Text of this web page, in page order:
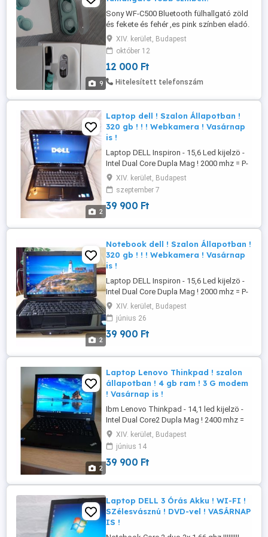
9
Sony WF-C500 Bluetooth fülhallgató zöld
és fekete és fehér ,es pink színben eladó.
Usb kábellel, leírással, dobozában.
12ezer,de alkuképes.
XIV. kerület, Budapest
október 12
12 000 Ft
Hitelesített telefonszám
2
Laptop dell ! Szalon Állapotban !
320 gb ! ! ! Webkamera ! Vasárnap
is !
Laptop DELL Inspiron - 15,6 Led kijelzö -
Intel Dual Core Dupla Mag ! 2000 mhz = P-
4, 6 ghz ! Webkamera ! - Szalon
Állapotban ! ! ! - 2 gb ram - 320 gb, dvd író
!!! - - - - - wi-fi ! Bluetooth ! - - - 3 db usb ! -
Kártyaólvasó ! 10/100 Lan hálo kártya !
XIV. kerület, Budapest
szeptember 7
39 900 Ft
2
Notebook dell ! Szalon Állapotban !
320 gb ! ! ! Webkamera ! Vasárnap
is !
Laptop DELL Inspiron - 15,6 Led kijelzö -
Intel Dual Core Dupla Mag ! 2000 mhz = P-
4, 6 ghz ! Webkamera ! - Szalon
Állapotban ! ! ! - 2 gb ram - 320 gb, dvd író
!!! - - - - - wi-fi ! Bluetooth ! - - - 3 db usb ! -
Kártyaólvasó ! 10/100 Lan hálo kártya !
XIV. kerület, Budapest
június 26
39 900 Ft
2
Laptop Lenovo Thinkpad ! szalon
állapotban ! 4 gb ram ! 3 G modem
! Vasárnap is !
Ibm Lenovo Thinkpad - 14,1 led kijelzö -
Intel Dual Core2 Dupla Mag ! 2400 mhz =
P-4, 6 ghz ! - 4 gb ram ! ! ! - 250 gb, dvd író
!!! - - Beépitett 3G Modem ! wi-fi ! Bluetooth
! - - - Jó akku ! ! ! 3 db usb ! Firewire ! -
Kártyaólvasó ! 10/100 Lan hálo kártya !
XIV. kerület, Budapest
június 14
39 900 Ft
Laptop DELL 3 Órás Akku ! WI-FI !
SZélesvásznú ! DVD-vel ! VASÁRNAP
IS !